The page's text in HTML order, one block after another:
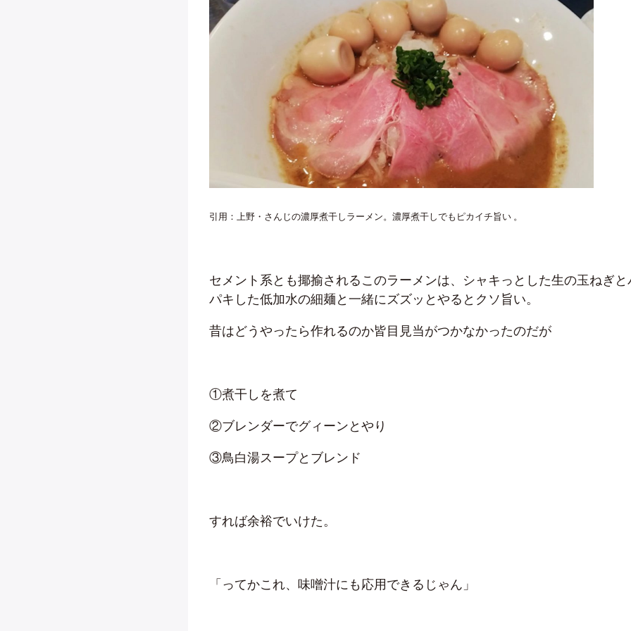
引用：上野・さんじの濃厚煮干しラーメン。濃厚煮干しでもピカイチ旨い 。
セメント系とも揶揄されるこのラーメンは、シャキっとした生の玉ねぎと
パキした低加水の細麺と一緒にズズッとやるとクソ旨い。
昔はどうやったら作れるのか皆目見当がつかなかったのだが
①煮干しを煮て
②ブレンダーでグィーンとやり
③鳥白湯スープとブレンド
すれば余裕でいけた。
「ってかこれ、味噌汁にも応用できるじゃん」